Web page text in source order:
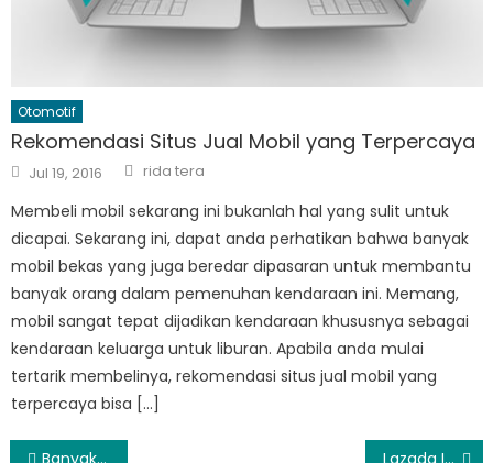
Otomotif
Rekomendasi Situs Jual Mobil yang Terpercaya
Posted
on
Jul 19, 2016 Author
rida tera
Membeli mobil sekarang ini bukanlah hal yang sulit untuk
dicapai. Sekarang ini, dapat anda perhatikan bahwa banyak
mobil bekas yang juga beredar dipasaran untuk membantu
banyak orang dalam pemenuhan kendaraan ini. Memang,
mobil sangat tepat dijadikan kendaraan khususnya sebagai
kendaraan keluarga untuk liburan. Apabila anda mulai
tertarik membelinya, rekomendasi situs jual mobil yang
terpercaya bisa […]
Banyak Hal yang Bisa Kalian Dapat di Shopious.com Lazada Indonesia Menawarkan Smartphone Selfie Alcatel One Touch Flash Plus